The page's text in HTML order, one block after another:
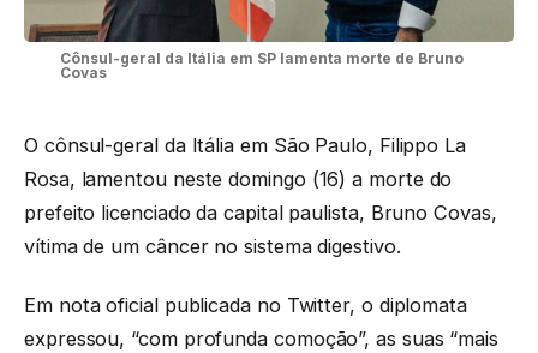
Cônsul-geral da Itália em SP lamenta morte de Bruno
Covas
O cônsul-geral da Itália em São Paulo, Filippo La
Rosa, lamentou neste domingo (16) a morte do
prefeito licenciado da capital paulista, Bruno Covas,
vítima de um câncer no sistema digestivo.
Em nota oficial publicada no Twitter, o diplomata
expressou, “com profunda comoção”, as suas “mais